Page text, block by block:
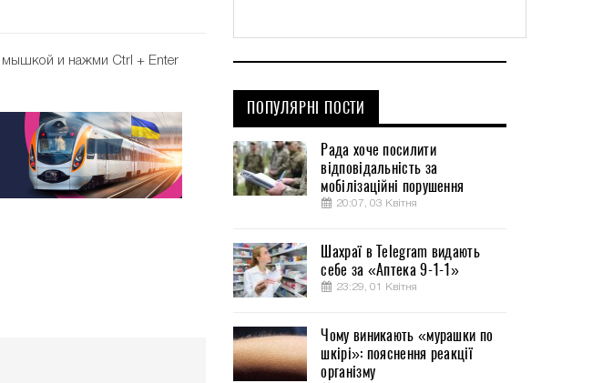
мышкой и нажми Ctrl + Enter
ПОПУЛЯРНІ ПОСТИ
Рада хоче посилити
відповідальність за
мобілізаційні порушення
20:07, 03 Квітня
Шахраї в Telegram видають
себе за «Аптека 9-1-1»
23:29, 01 Квітня
Чому виникають «мурашки по
шкірі»: пояснення реакції
організму